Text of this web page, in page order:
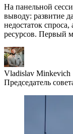
На панельной
выводу: развитие
недостаток
ресурсов. Первый
Vladislav Minkevich
Председатель